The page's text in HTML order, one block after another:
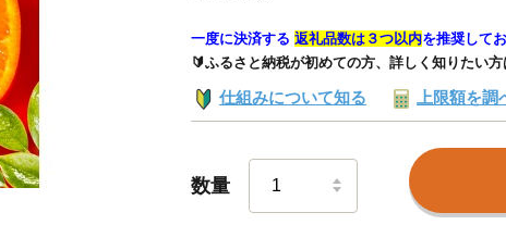
一度に決済する 返礼品数は３つ以内を推奨してお
🔰ふるさと納税が初めての方、詳しく知りたい方
仕組みについて知る 上限額を調
数量